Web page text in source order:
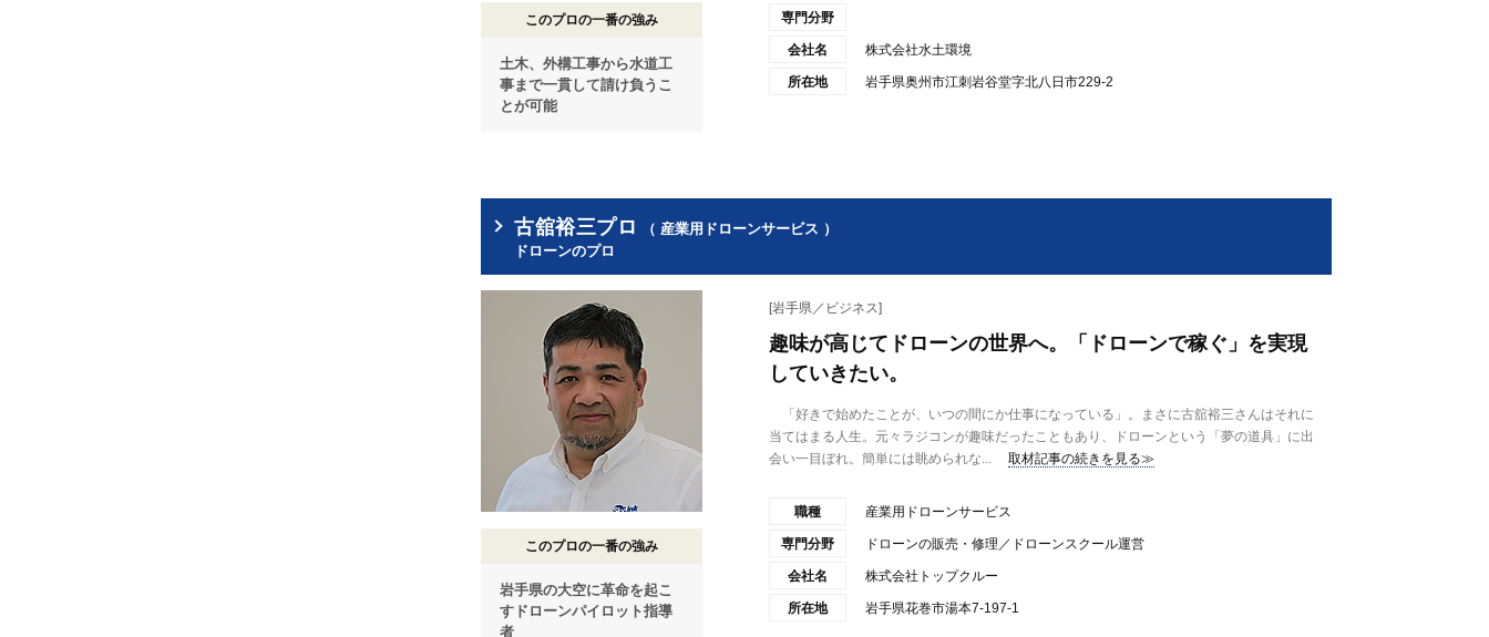
このプロの一番の強み
土木、外構工事から水道工
事まで一貫して請け負うこ
とが可能
専門分野
会社名 株式会社水土環境
所在地 岩手県奥州市江刺岩谷堂字北八日市229-2
古舘裕三プロ
（ 産業用ドローンサービス ）
ドローンのプロ
このプロの一番の強み
岩手県の大空に革命を起こ
すドローンパイロット指導
者
[岩手県／ビジネス]
趣味が高じてドローンの世界へ。「ドローンで稼ぐ」を実現
していきたい。
「好きで始めたことが、いつの間にか仕事になっている」。まさに古舘裕三さんはそれに
当てはまる人生。元々ラジコンが趣味だったこともあり、ドローンという「夢の道具」に出
会い一目ぼれ。簡単には眺められな...
取材記事の続きを見る≫
職種 産業用ドローンサービス
専門分野 ドローンの販売・修理／ドローンスクール運営
会社名 株式会社トップクルー
所在地 岩手県花巻市湯本7-197-1